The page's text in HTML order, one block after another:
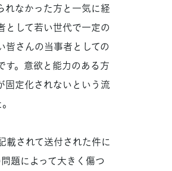
れなかった方と一気に経
として若い世代で一定の
さんの当事者としての
す。意欲と能力のある方
固定化されないという流
されて送付された件に
題によって大きく傷つ